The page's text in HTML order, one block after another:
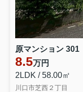
原マンション 301
8.5万円
2LDK / 58.00㎡
川口市芝西２丁目